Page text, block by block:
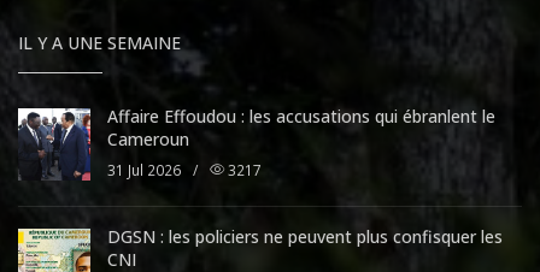
IL Y A UNE SEMAINE
Affaire Effoudou : les accusations qui ébranlent le
Cameroun
31 Jul 2026 / 3217
DGSN : les policiers ne peuvent plus confisquer les
CNI